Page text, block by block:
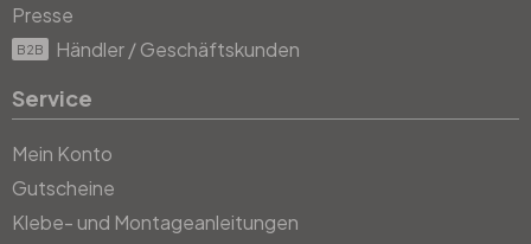
Presse
B2B Händler / Geschäftskunden
Service
Mein Konto
Gutscheine
Klebe- und Montageanleitungen